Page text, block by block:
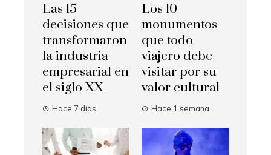
Las 15
decisiones que
transformaron
la industria
empresarial en
el siglo XX
Hace 7 días
Los 10
monumentos
que todo
viajero debe
visitar por su
valor cultural
Hace 1 semana